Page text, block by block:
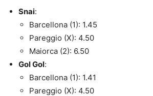
Snai:
Barcellona (1): 1.45
Pareggio (X): 4.50
Maiorca (2): 6.50
Gol Gol:
Barcellona (1): 1.41
Pareggio (X): 4.50